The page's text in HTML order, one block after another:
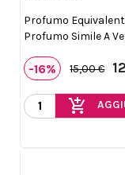
Profumo
Profumo Simile A
-16% 15,00 €
add_shopping_cart